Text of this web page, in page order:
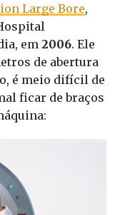
Large Bore,
em 2006. Ele
de abertura
é meio difícil de
ficar de braços